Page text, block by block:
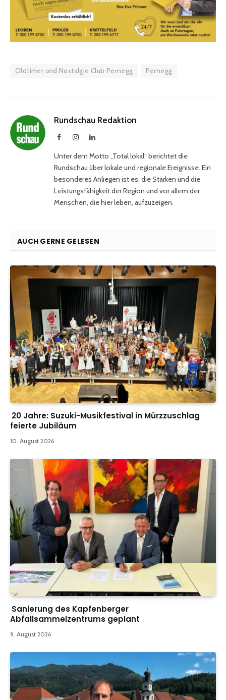
Oldtimer und Nostalgie Club Pernegg Pernegg
Rundschau Redaktion
FacebookInstagramLinkedIn
Unter dem Motto „Total lokal“ berichtet die
Rundschau über lokale und regionale Ereignisse. Ein
besonderes Anliegen ist es, die Stärken und die
Leistungsfähigkeit der Region und vor allem der
Menschen, die hier leben, aufzuzeigen.
AUCH GERNE GELESEN
20 Jahre: Suzuki-Musikfestival in Mürzzuschlag
feierte Jubiläum
10. August 2026
Sanierung des Kapfenberger
Abfallsammelzentrums geplant
9. August 2026